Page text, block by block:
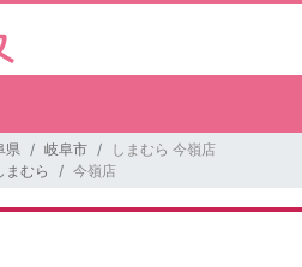
県 岐阜市
しまむら 今嶺店
まむら 今嶺店